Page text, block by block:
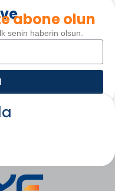
abone olun
senin haberin olsun.